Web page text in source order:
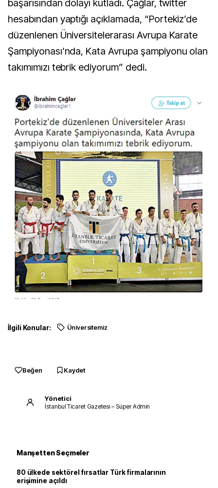
başarısından dolayı kutladı. Çağlar, twitter
hesabından yaptığı açıklamada, “Portekiz’de
düzenlenen Üniversitelerarası Avrupa Karate
Şampiyonası’nda, Kata Avrupa şampiyonu olan
takımımızı tebrik ediyorum” dedi.
İlgili Konular: Üniversitemiz
Beğen Kaydet
Yönetici
İstanbul Ticaret Gazetesi – Süper Admin
Manşetten Seçmeler
80 ülkede sektörel fırsatlar Türk firmalarının
erişimine açıldı